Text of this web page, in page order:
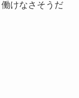
けなさそうだ